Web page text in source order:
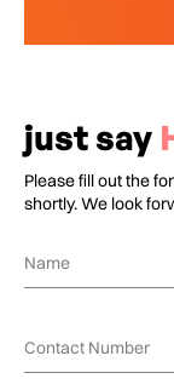
just say
Please fill out the
shortly. We look